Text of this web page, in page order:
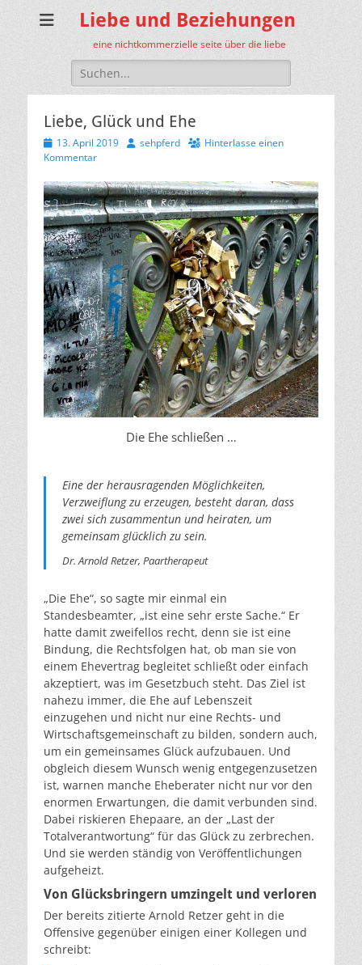
Liebe und Beziehungen
eine nichtkommerzielle seite über die liebe
Suche
nach:
Liebe, Glück und Ehe
Veröffentlicht
am
13. April 2019 Autorsehpferd
Hinterlasse einen
Kommentar
Die Ehe schließen …
Eine der herausragenden Möglichkeiten,
Verzweiflung zu erzeugen, besteht daran, dass
zwei sich zusammentun und heiraten, um
gemeinsam glücklich zu sein.
Dr. Arnold Retzer, Paartherapeut
„Die Ehe“, so sagte mir einmal ein
Standesbeamter, „ist eine sehr erste Sache.“ Er
hatte damit zweifellos recht, denn sie ist eine
Bindung, die Rechtsfolgen hat, ob man sie von
einem Ehevertrag begleitet schließt oder einfach
akzeptiert, was im Gesetzbuch steht. Das Ziel ist
nahezu immer, die Ehe auf Lebenszeit
einzugehen und nicht nur eine Rechts- und
Wirtschaftsgemeinschaft zu bilden, sondern auch,
um ein gemeinsames Glück aufzubauen. Und
obgleich diesem Wunsch wenig entgegenzusetzen
ist, warnen manche Eheberater nicht nur vor den
enormen Erwartungen, die damit verbunden sind.
Dabei riskieren Ehepaare, an der „Last der
Totalverantwortung“ für das Glück zu zerbrechen.
Und sie werden ständig von Veröffentlichungen
aufgeheizt.
Von Glücksbringern umzingelt und verloren
Der bereits zitierte Arnold Retzer geht in die
Offensive gegenüber einigen einer Kollegen und
schreibt: